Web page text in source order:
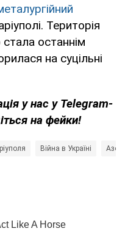
Територія
останнім
на суцільні
у нас у Telegram-
на фейки!
Війна в Україні